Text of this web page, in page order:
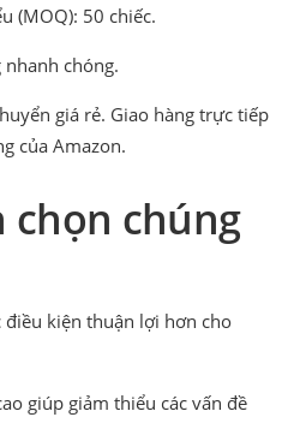
(MOQ): 50 chiếc.
nhanh chóng.
giá rẻ. Giao hàng trực tiếp
của Amazon.
chọn chúng
điều kiện thuận lợi hơn cho
giúp giảm thiểu các vấn đề